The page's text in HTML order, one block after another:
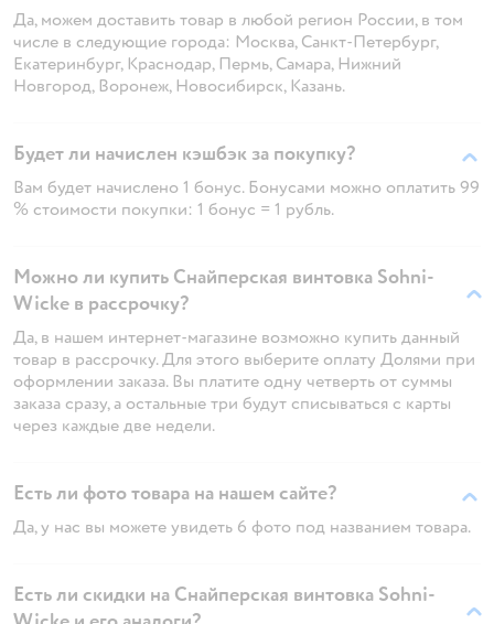
Да, можем доставить товар в любой регион России, в том
числе в следующие города: Москва, Санкт-Петербург,
Екатеринбург, Краснодар, Пермь, Самара, Нижний
Новгород, Воронеж, Новосибирск, Казань.
Будет ли начислен кэшбэк за покупку?
Вам будет начислено 1 бонус. Бонусами можно оплатить 99
% стоимости покупки: 1 бонус = 1 рубль.
Можно ли купить Снайперская винтовка Sohni-
Wicke в рассрочку?
Да, в нашем интернет-магазине возможно купить данный
товар в рассрочку. Для этого выберите оплату Долями при
оформлении заказа. Вы платите одну четверть от суммы
заказа сразу, а остальные три будут списываться с карты
через каждые две недели.
Есть ли фото товара на нашем сайте?
Да, у нас вы можете увидеть 6 фото под названием товара.
Есть ли скидки на Снайперская винтовка Sohni-